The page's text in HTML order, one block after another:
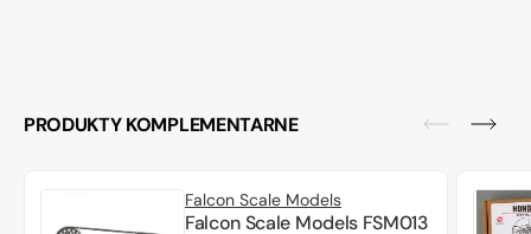
PRODUKTY KOMPLEMENTARNE
Falcon Scale Models
Falcon Scale Models FSM013